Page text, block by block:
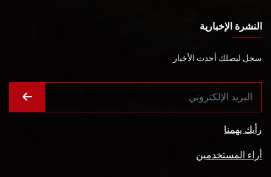
النشرة الإخبارية
سجل ليصلك أحدث الأخبار
رأيك يهمنا
أراء المستخدمين